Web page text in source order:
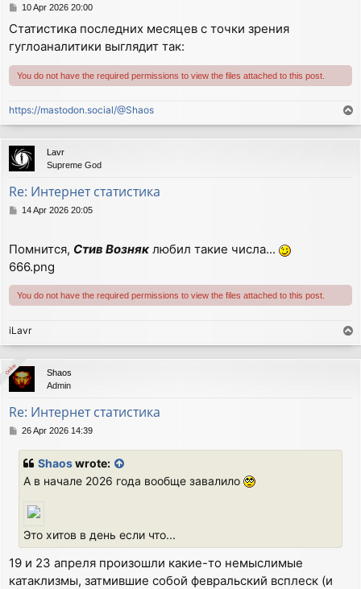
P
s
t
10 Apr 2026 20:00
Статистика последних месяцев с точки зрения
гуглоаналитики выглядит так:
You do not have the required permissions to view the files attached to this post.
https://mastodon.social/@Shaos
o
p
Lavr
Supreme God
Re: Интернет статистика
P
t
14 Apr 2026 20:05
Помнится, Стив Возняк любил такие числа...
666.png
You do not have the required permissions to view the files attached to this post.
iLavr
o
p
Shaos
Admin
Re: Интернет статистика
P26 Apr 2026 14:39
Shaoswrote:
А в начале 2026 года вообще завалило
Это хитов в день если что...
19 и 23 апреля произошли какие-то немыслимые
катаклизмы, затмившие собой февральский всплеск (и
Online
Online